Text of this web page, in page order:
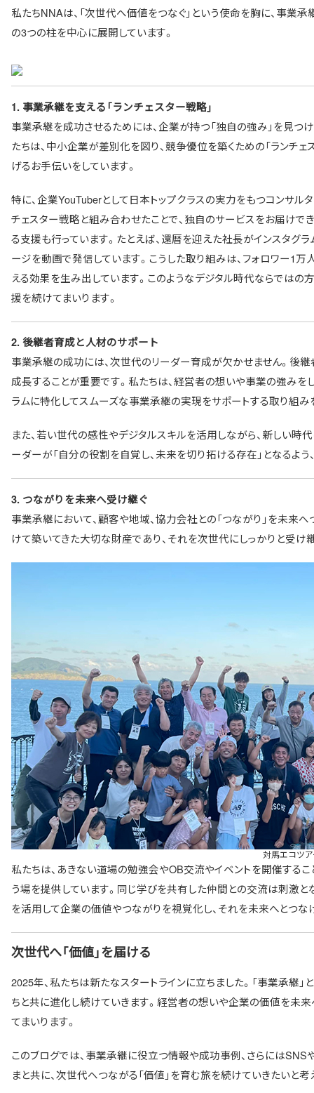
私たちNNAは、「次世代へ価値をつなぐ」という使命を胸に、事業
の3つの柱を中心に展開しています。
1. 事業承継を支える「ランチェスター戦略」
事業承継を成功させるためには、企業が持つ「独自の強み」を見つ
たちは、中小企業が差別化を図り、競争優位を築くための「ランチ
げるお手伝いをしています。
特に、企業YouTuberとして日本トップクラスの実力をもつコンサル
チェスター戦略と組み合わせたことで、独自のサービスをお届けで
る支援も行っています。たとえば、還暦を迎えた社長がインスタグ
ージを動画で発信しています。こうした取り組みは、フォロワー1
える効果を生み出しています。このようなデジタル時代ならではの
援を続けてまいります。
2. 後継者育成と人材のサポート
事業承継の成功には、次世代のリーダー育成が欠かせません。後
成長することが重要です。私たちは、経営者の想いや事業の強み
ラムに特化してスムーズな事業承継の実現をサポートする取り組み
また、若い世代の感性やデジタルスキルを活用しながら、新しい
ーダーが「自分の役割を自覚し、未来を切り拓ける存在」となるよう
3. つながりを未来へ受け継ぐ
事業承継において、顧客や地域、協力会社との「つながり」を未来
けて築いてきた大切な財産であり、それを次世代にしっかりと受
対馬エコツ
私たちは、あきない道場の勉強会やOB交流やイベントを開催する
う場を提供しています。同じ学びを共有した仲間との交流は刺激と
を活用して企業の価値やつながりを視覚化し、それを未来へとつな
次世代へ「価値」を届ける
2025年、私たちは新たなスタートラインに立ちました。「事業承継
ちと共に進化し続けていきます。経営者の想いや企業の価値を未
てまいります。
このブログでは、事業承継に役立つ情報や成功事例、さらには
まと共に、次世代へつながる「価値」を育む旅を続けていきたいと考